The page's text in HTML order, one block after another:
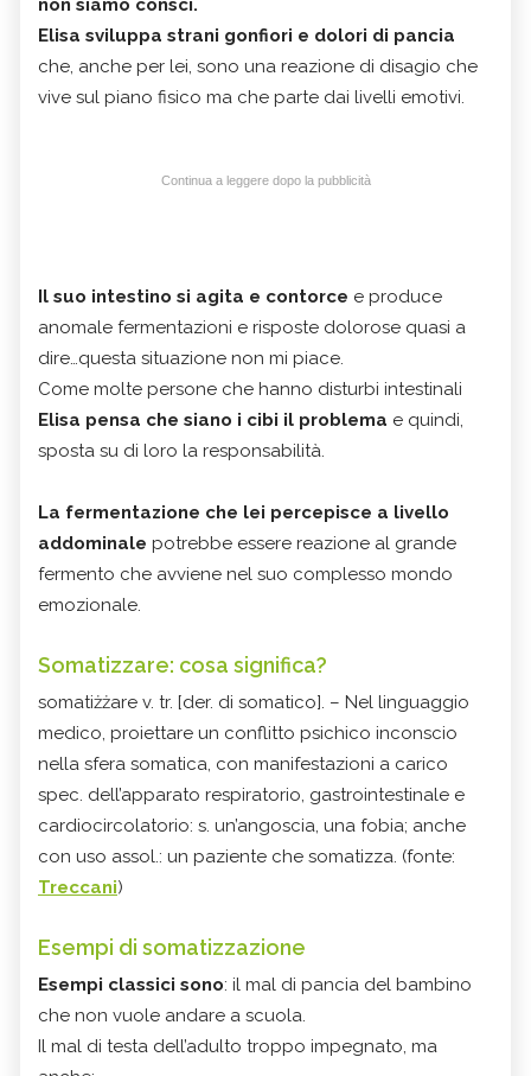
non siamo consci.
Elisa sviluppa strani gonfiori e dolori di pancia
che, anche per lei, sono una reazione di disagio che
vive sul piano fisico ma che parte dai livelli emotivi.
Continua a leggere dopo la pubblicità
Il suo intestino si agita e contorce e produce
anomale fermentazioni e risposte dolorose quasi a
dire…questa situazione non mi piace.
Come molte persone che hanno disturbi intestinali
Elisa pensa che siano i cibi il problema e quindi,
sposta su di loro la responsabilità.
La fermentazione che lei percepisce a livello
addominale potrebbe essere reazione al grande
fermento che avviene nel suo complesso mondo
emozionale.
Somatizzare: cosa significa?
somatiżżare v. tr. [der. di somatico]. – Nel linguaggio
medico, proiettare un conflitto psichico inconscio
nella sfera somatica, con manifestazioni a carico
spec. dell’apparato respiratorio, gastrointestinale e
cardiocircolatorio: s. un’angoscia, una fobia; anche
con uso assol.: un paziente che somatizza. (fonte:
Treccani)
Esempi di somatizzazione
Esempi classici sono: il mal di pancia del bambino
che non vuole andare a scuola.
Il mal di testa dell’adulto troppo impegnato, ma